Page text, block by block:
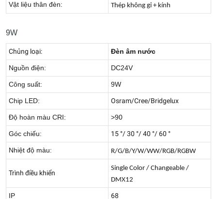
Vật liệu thân đèn: Thép không gỉ + kính
9W
Chủng loại: Đèn âm nước
Nguồn điện: DC24V
Công suất: 9W
Chip LED: Osram/Cree/Bridgelux
Độ hoàn màu CRI: >90
Góc chiếu: 15 °/ 30 °/ 40 °/ 60 °
Nhiệt độ màu: R/G/B/Y/W/WW/RGB/RGBW
Trình điều khiển
Single Color / Changeable /
DMX12
IP 68